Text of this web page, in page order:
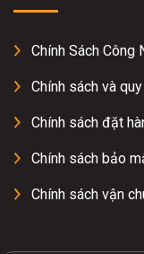
Chính Sách Công
Chính sách và
Chính sách đặt
Chính sách bảo
Chính sách vận